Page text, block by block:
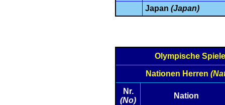
Japan (Japan)
Olympische
Nationen Herren
Nr.
(No)
Nation